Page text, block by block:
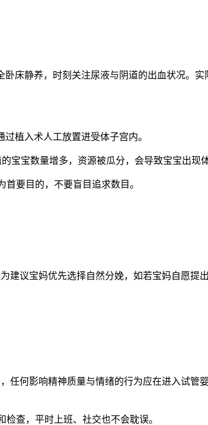
床静养，时刻关注尿液与阴道的出血状况。
植入术人工放置进受体子宫内。
宝宝数量增多，资源被瓜分，会导致宝宝出现
要目的，不要盲目追求数目。
建议宝妈优先选择自然分娩，如若宝妈自愿
任何影响精神质量与情绪的行为应在进入试管
查，平时上班、社交也不会耽误。